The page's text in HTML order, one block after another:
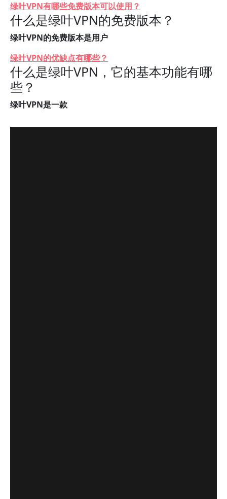
绿叶VPN有哪些免费版本可以使用？
什么是绿叶VPN的免费版本？
绿叶VPN的免费版本是用户
绿叶VPN的优缺点有哪些？
什么是绿叶VPN，它的基本功能有哪
些？
绿叶VPN是一款